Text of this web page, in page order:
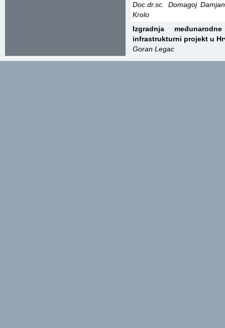
Doc.dr.sc. Domagoj
Krolo
Izgradnja
infrastrukturni projekt u
Goran Legac